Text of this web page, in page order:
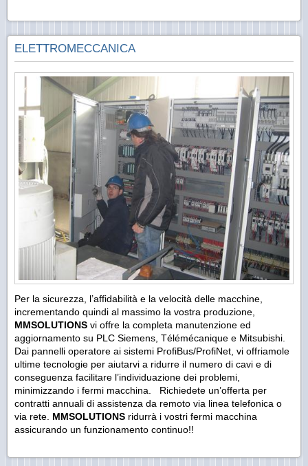
ELETTROMECCANICA
Per la sicurezza, l’affidabilità e la velocità delle macchine,
incrementando quindi al massimo la vostra produzione,
MMSOLUTIONS vi offre la completa manutenzione ed
aggiornamento su PLC Siemens, Télémécanique e Mitsubishi.
Dai pannelli operatore ai sistemi ProfiBus/ProfiNet, vi offriamole
ultime tecnologie per aiutarvi a ridurre il numero di cavi e di
conseguenza facilitare l’individuazione dei problemi,
minimizzando i fermi macchina. Richiedete un’offerta per
contratti annuali di assistenza da remoto via linea telefonica o
via rete. MMSOLUTIONS ridurrà i vostri fermi macchina
assicurando un funzionamento continuo!!